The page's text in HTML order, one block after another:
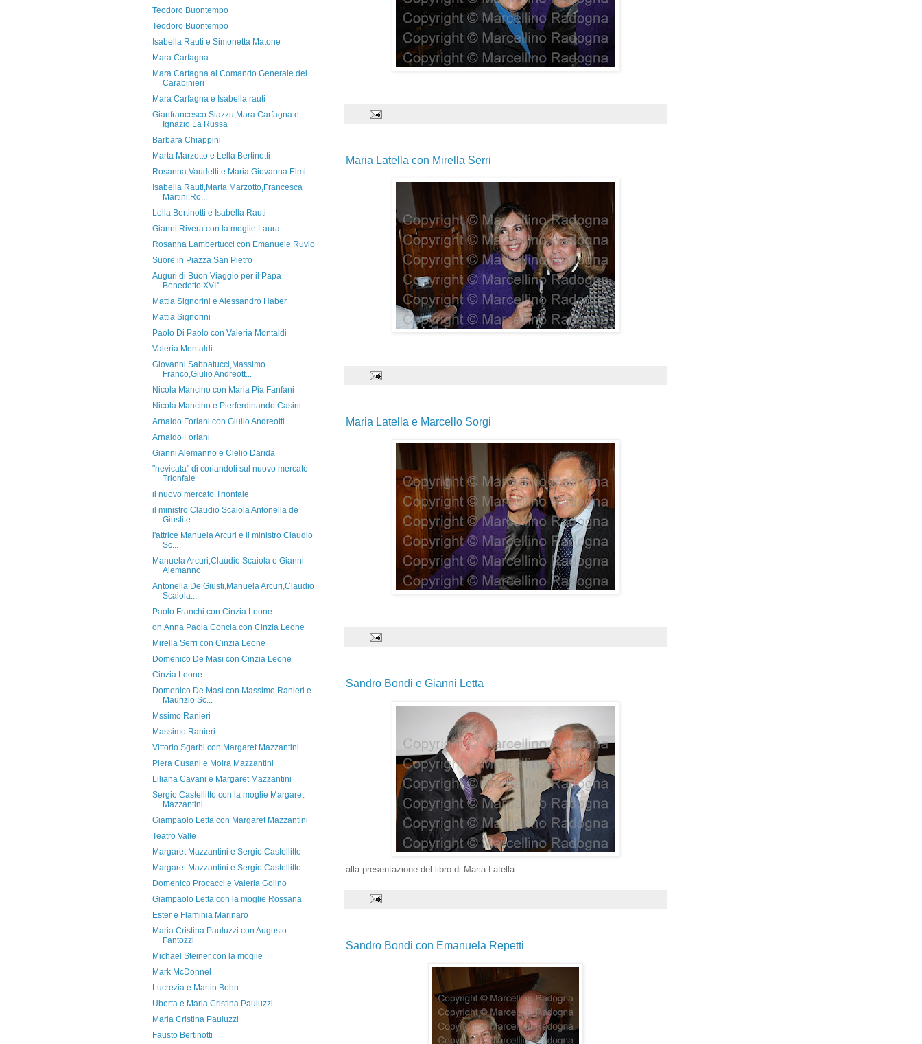
Maria Latella con Mirella Serri
Maria Latella e Marcello Sorgi
Sandro Bondi e Gianni Letta
alla presentazione del libro di Maria Latella
Sandro Bondi con Emanuela Repetti
Teodoro Buontempo
Teodoro Buontempo
Isabella Rauti e Simonetta Matone
Mara Carfagna
Mara Carfagna al Comando Generale dei
Carabinieri
Mara Carfagna e Isabella rauti
Gianfrancesco Siazzu,Mara Carfagna e
Ignazio La Russa
Barbara Chiappini
Marta Marzotto e Lella Bertinotti
Rosanna Vaudetti e Maria Giovanna Elmi
Isabella Rauti,Marta Marzotto,Francesca
Martini,Ro...
Lella Bertinotti e Isabella Rauti
Gianni Rivera con la moglie Laura
Rosanna Lambertucci con Emanuele Ruvio
Suore in Piazza San Pietro
Auguri di Buon Viaggio per il Papa
Benedetto XVI°
Mattia Signorini e Alessandro Haber
Mattia Signorini
Paolo Di Paolo con Valeria Montaldi
Valeria Montaldi
Giovanni Sabbatucci,Massimo
Franco,Giulio Andreott...
Nicola Mancino con Maria Pia Fanfani
Nicola Mancino e Pierferdinando Casini
Arnaldo Forlani con Giulio Andreotti
Arnaldo Forlani
Gianni Alemanno e Clelio Darida
"nevicata" di coriandoli sul nuovo mercato
Trionfale
il nuovo mercato Trionfale
il ministro Claudio Scaiola Antonella de
Giusti e ...
l'attrice Manuela Arcuri e il ministro Claudio
Sc...
Manuela Arcuri,Claudio Scaiola e Gianni
Alemanno
Antonella De Giusti,Manuela Arcuri,Claudio
Scaiola...
Paolo Franchi con Cinzia Leone
on.Anna Paola Concia con Cinzia Leone
Mirella Serri con Cinzia Leone
Domenico De Masi con Cinzia Leone
Cinzia Leone
Domenico De Masi con Massimo Ranieri e
Maurizio Sc...
Mssimo Ranieri
Massimo Ranieri
Vittorio Sgarbi con Margaret Mazzantini
Piera Cusani e Moira Mazzantini
Liliana Cavani e Margaret Mazzantini
Sergio Castellitto con la moglie Margaret
Mazzantini
Giampaolo Letta con Margaret Mazzantini
Teatro Valle
Margaret Mazzantini e Sergio Castellitto
Margaret Mazzantini e Sergio Castellitto
Domenico Procacci e Valeria Golino
Giampaolo Letta con la moglie Rossana
Ester e Flaminia Marinaro
Maria Cristina Pauluzzi con Augusto
Fantozzi
Michael Steiner con la moglie
Mark McDonnel
Lucrezia e Martin Bohn
Uberta e Maria Cristina Pauluzzi
Maria Cristina Pauluzzi
Fausto Bertinotti